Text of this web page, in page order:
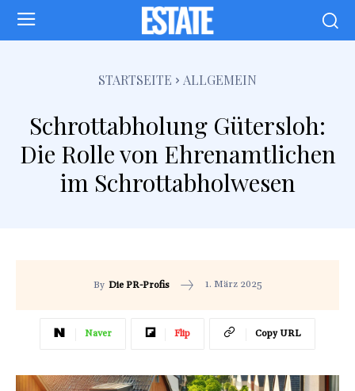
STARTSEITE ALLGEMEIN
Schrottabholung Gütersloh:
Die Rolle von Ehrenamtlichen
im Schrottabholwesen
By Die PR-Profis 1. März 2025
Naver Flip Copy URL